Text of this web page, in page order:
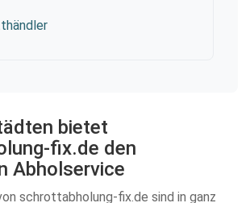
bietet
fix.de den
Abholservice
schrottabholung-fix.de sind in ganz